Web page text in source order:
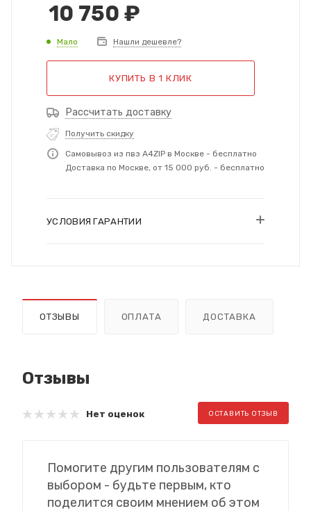
10 750 ₽
Мало Нашли дешевле?
КУПИТЬ В 1 КЛИК
Рассчитать доставку
Получить скидку
Самовывоз из пвз A4ZIP в Москве - бесплатно
Доставка по Москве, от 15 000 руб. - бесплатно
УСЛОВИЯ ГАРАНТИИ
ОТЗЫВЫ ОПЛАТА ДОСТАВКА
Отзывы
Нет оценок ОСТАВИТЬ ОТЗЫВ
Помогите другим пользователям с
выбором - будьте первым, кто
поделится своим мнением об этом